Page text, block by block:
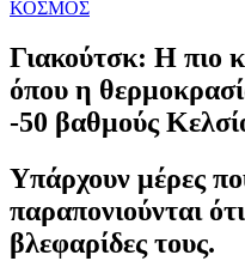
ΚΟΣΜΟΣ
Γιακούτσκ: H πιο
όπου η
-50 βαθμούς
Υπάρχουν μέρες
παραπονιούνται
βλεφαρίδες τους.